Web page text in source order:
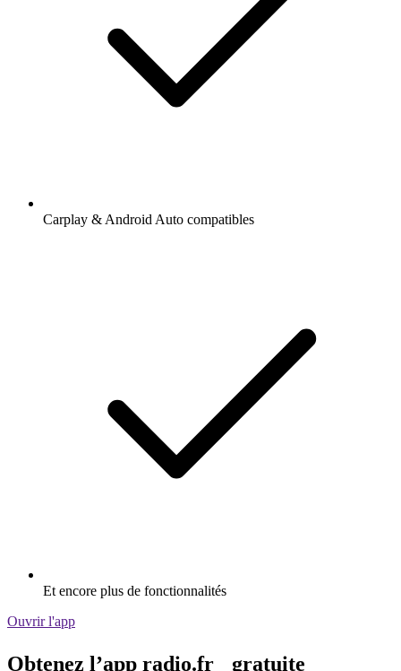
Carplay & Android Auto compatibles
Et encore plus de fonctionnalités
Ouvrir l'app
Obtenez l’app radio.fr gratuite